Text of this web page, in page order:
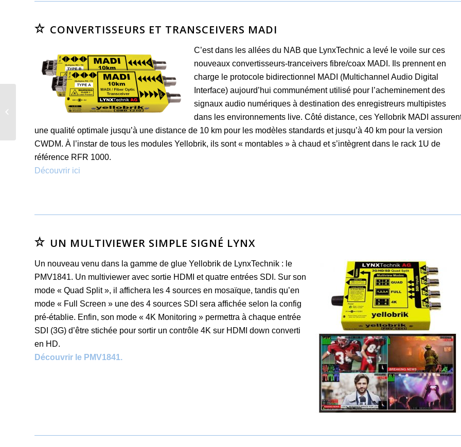
CONVERTISSEURS ET TRANSCEIVERS MADI
C’est dans les allées du NAB que LynxTechnic a levé le voile sur ces
nouveaux convertisseurs-tranceivers fibre/coax MADI. Ils prennent en
charge le protocole bidirectionnel MADI (Multichannel Audio Digital
Interface) aujourd’hui communément utilisé pour l’acheminement des
signaux audio numériques à destination des enregistreurs multipistes
dans les environnements live. Côté distance, ces Yellobrik MADI
une qualité optimale jusqu’à une distance de 10 km pour les modèles standards et jusqu’à 40 km pour la version
CWDM. À l’instar de tous les modules Yellobrik, ils sont « montables » à chaud et s’intègrent dans le rack 1U de
référence RFR 1000.
Découvrir ici
UN MULTIVIEWER SIMPLE SIGNÉ LYNX
Un nouveau venu dans la gamme de glue Yellobrik de LynxTechnik : le
PMV1841. Un multiviewer avec sortie HDMI et quatre entrées SDI. Sur son
mode « Quad Split », il affichera les 4 sources en mosaïque, tandis qu’en
mode « Full Screen » une des 4 sources SDI sera affichée selon la config
pré-établie. Enfin, son mode « 4K Monitoring » permettra à chaque entrée
SDI (3G) d’être stichée pour sortir un contrôle 4K sur HDMI down converti
en HD.
Découvrir le PMV1841.